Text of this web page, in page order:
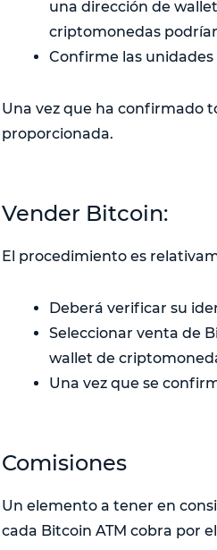
una dirección de
criptomonedas
Confirme las
Una vez que ha confirmado
proporcionada.
Vender Bitcoin:
El procedimiento es
Deberá verificar su
Seleccionar venta de
wallet de
Una vez que se
Comisiones
Un elemento a tener en
cada Bitcoin ATM cobra por